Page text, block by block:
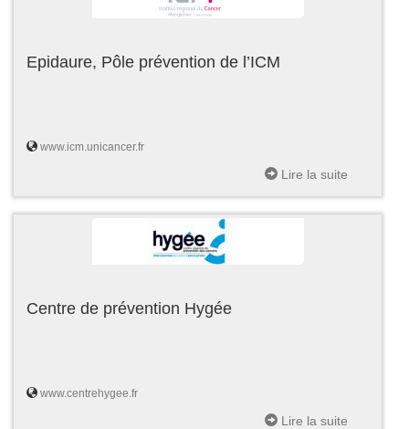
Epidaure, Pôle prévention de l’ICM
www.icm.unicancer.fr
Lire la suite
Centre de prévention Hygée
www.centrehygee.fr
Lire la suite